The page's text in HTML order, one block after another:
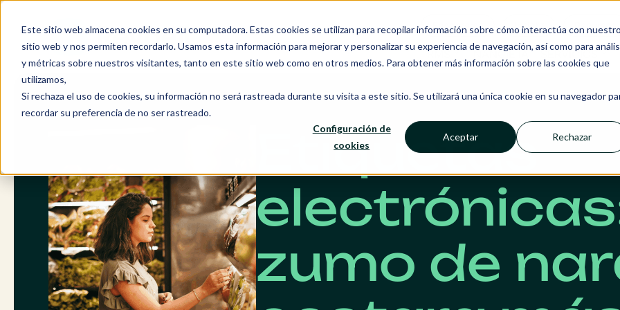
Este sitio web almacena cookies en su computadora. Estas cookies se utilizan para recopilar información sobre cómo interactúa con nuestro
sitio web y nos permiten recordarlo. Usamos esta información para mejorar y personalizar su experiencia de navegación, así como para
y métricas sobre nuestros visitantes, tanto en este sitio web como en otros medios. Para obtener más información sobre las cookies que
utilizamos,
Si rechaza el uso de cookies, su información no será rastreada durante su visita a este sitio. Se utilizará una única cookie en su navegador
recordar su preferencia de no ser rastreado.
Configuración de
cookies
Aceptar Rechazar
Saltar
contenido
Ecosistema Insight Recursos
RMS NANCIE IA SERVICIOS
Etiquetas
zumo de